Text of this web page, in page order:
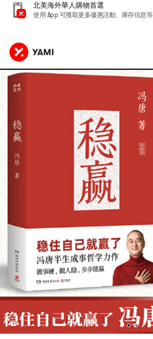
北美海外華人購物首選
使用 App 可獲取更多優惠活動、庫存信息等